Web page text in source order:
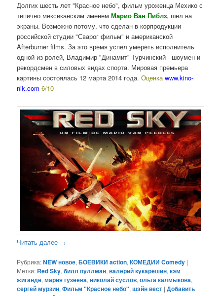
Долгих шесть лет "Красное небо", фильм уроженца Мехико с
типично мексиканским именемМарио Ван Пиблз, шел на
экраны. Возможно потому, что сделан в корпродукции
российской студии "Сварог фильм" и американской
Afterburner films. За это время успел умереть исполнитель
одной из ролей, Владимир "Динамит" Турчинский - шоумен и
рекордсмен в силовых видах спорта. Мировая премьера
картины состоялась 12 марта 2014 года. Оценкаwww.kino-
nik.com6/10
Читать далее →
Рубрика:NEW новое,БОЕВИКИ action,КОМЕДИИ Comedy |
Метки: Red Sky,билл пуллман,валерий кукарешин,кэм
жиганде,мария гузеева,николай суслов,ольга калмыкова,
сергей мурзин,Фильм "Красное небо",шэйн вест |Добавить